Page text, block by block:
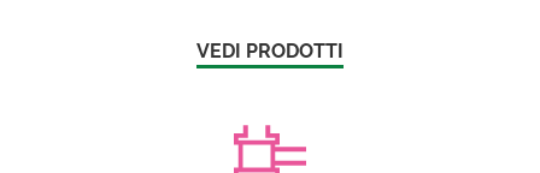
VEDI PRODOTTI